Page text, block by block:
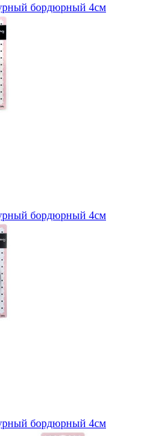
бордюрный 4см
бордюрный 4см
бордюрный 4см